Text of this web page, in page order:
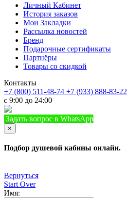
Личный Кабинет
История заказов
Мои Закладки
Рассылка новостей
Бренд
Подарочные сертификаты
Партнёры
Товары со скидкой
Контакты
+7 (800) 511-48-74 +7 (933) 888-83-22
с 9:00 до 24:00
Задать вопрос в WhatsApp
×
Подбор душевой кабины онлайн.
Вернуться
Start Over
Имя: